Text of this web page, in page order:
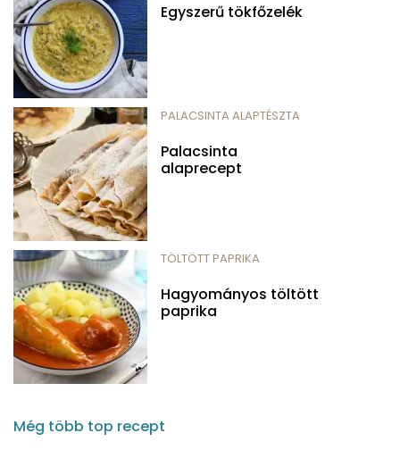
Egyszerű tökfőzelék
PALACSINTA ALAPTÉSZTA
Palacsinta
alaprecept
TÖLTÖTT PAPRIKA
Hagyományos töltött
paprika
Még több top recept